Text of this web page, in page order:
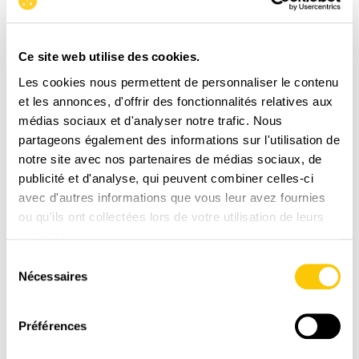
Ce site web utilise des cookies.
Les cookies nous permettent de personnaliser le contenu
et les annonces, d'offrir des fonctionnalités relatives aux
médias sociaux et d'analyser notre trafic. Nous
partageons également des informations sur l'utilisation de
notre site avec nos partenaires de médias sociaux, de
publicité et d'analyse, qui peuvent combiner celles-ci
avec d'autres informations que vous leur avez fournies
ou qu'ils ont collectées lors de votre utilisation de leurs
Nécessaires
Préférences
LIVRAISON
RAPIDE
1-3 jours ouvrables avec La Poste CH